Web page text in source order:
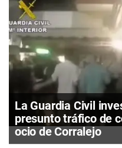
La Guardia Civil
presunto tráfico de
ocio de Corralejo